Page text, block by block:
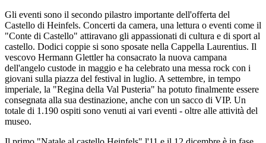
Gli eventi sono il secondo pilastro importante dell'offerta del
Castello di Heinfels. Concerti da camera, una lettura o eventi come il
"Conte di Castello" attiravano gli appassionati di cultura e di sport al
castello. Dodici coppie si sono sposate nella Cappella Laurentius. Il
vescovo Hermann Glettler ha consacrato la nuova campana
dell'angelo custode in maggio e ha celebrato una messa rock con i
giovani sulla piazza del festival in luglio. A settembre, in tempo
imperiale, la "Regina della Val Pusteria" ha potuto finalmente essere
consegnata alla sua destinazione, anche con un sacco di VIP. Un
totale di 1.190 ospiti sono venuti ai vari eventi - oltre alle attività del
museo.